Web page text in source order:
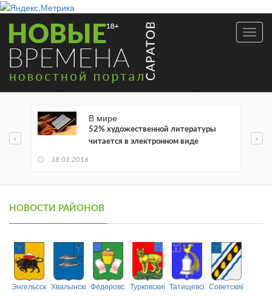
В мире
52% художественной литературы
читается в электронном виде
18.01.2016
НОВОСТИ РАЙОНОВ
ЭнгельсскийХвалынскийФёдоровскийТурковский ТатищевскийСоветский